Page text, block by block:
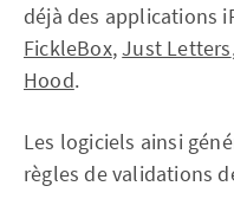
déjà des applications
FickleBox,Just Letters
Hood.
Les logiciels ainsi
règles de validations